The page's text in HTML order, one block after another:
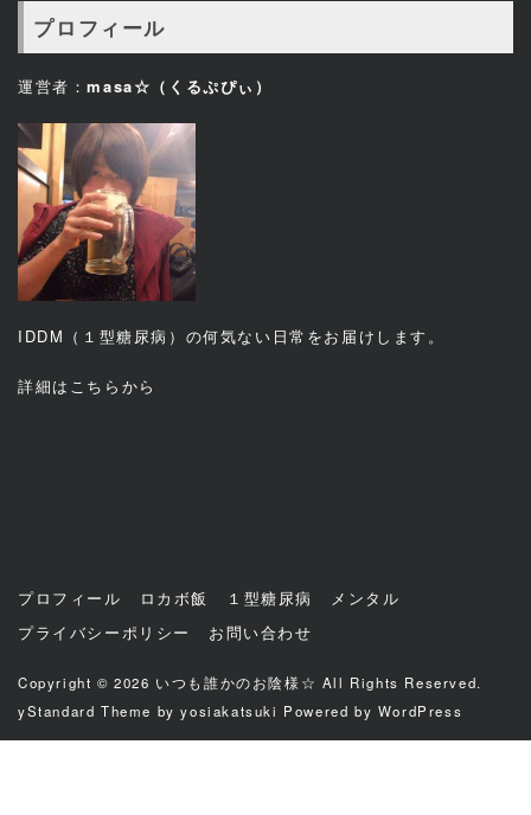
プロフィール
運営者：masa☆（くるぷぴぃ）
IDDM（１型糖尿病）の何気ない日常をお届けします。
詳細は こちら から
プロフィール ロカボ飯 １型糖尿病
メンタル
プライバシーポリシー
お問い合わせ
Copyright © 2026 いつも誰かのお陰様☆ All Rights Reserved.
yStandard Theme byyosiakatsuki Powered by WordPress